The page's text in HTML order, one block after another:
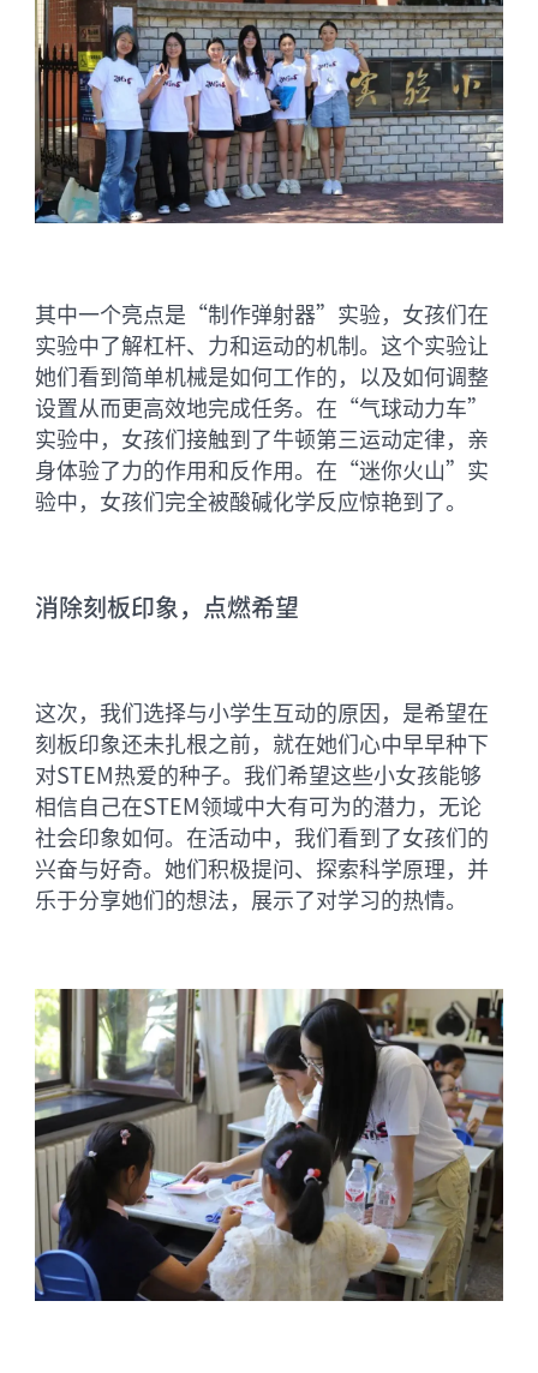
其中一个亮点是“制作弹射器”实验，女孩们在
实验中了解杠杆、力和运动的机制。这个实验让
她们看到简单机械是如何工作的，以及如何调整
设置从而更高效地完成任务。在“气球动力车”
实验中，女孩们接触到了牛顿第三运动定律，亲
身体验了力的作用和反作用。在“迷你火山”实
验中，女孩们完全被酸碱化学反应惊艳到了。
消除刻板印象，点燃希望
这次，我们选择与小学生互动的原因，是希望在
刻板印象还未扎根之前，就在她们心中早早种下
对STEM热爱的种子。我们希望这些小女孩能够
相信自己在STEM领域中大有可为的潜力，无论
社会印象如何。在活动中，我们看到了女孩们的
兴奋与好奇。她们积极提问、探索科学原理，并
乐于分享她们的想法，展示了对学习的热情。